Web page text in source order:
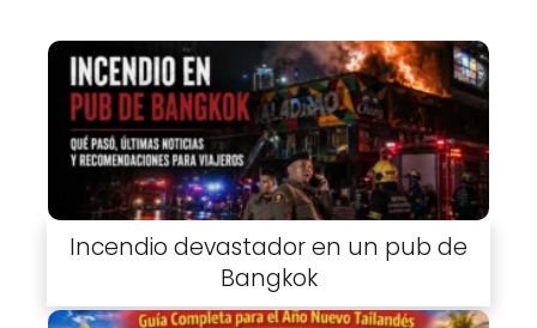
Incendio devastador en un pub de
Bangkok